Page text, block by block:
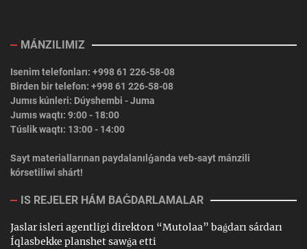
MÁNZILIMIZ
Isenim telefonları: +998 61 226-58-08
Birden bir telefon: +998 61 226-58-08
Jumıs kúnleri: Dúyshembi - Juma
Jumıs waqtı: 9:00 - 18:00
Túslik waqtı: 13:00 - 14:00
Sayt materiallarınan paydalanılǵanda veb-sayt mánzili
kórsetiliwi shárt!
IS REJELER HÁM BAǴDARLAMALAR
Jaslar isleri agentligi direktorı “Mutolaa” baǵdarı sárdarı
Íqlasbekke planshet sawǵa etti